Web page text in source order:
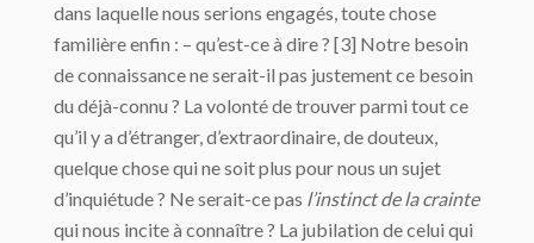
dans laquelle nous serions engagés, toute chose
familière enfin : – qu’est-ce à dire ? [3] Notre besoin
de connaissance ne serait-il pas justement ce besoin
du déjà-connu ? La volonté de trouver parmi tout ce
qu’il y a d’étranger, d’extraordinaire, de douteux,
quelque chose qui ne soit plus pour nous un sujet
d’inquiétude ? Ne serait-ce pas l’instinct de la crainte
qui nous incite à connaître ? La jubilation de celui qui